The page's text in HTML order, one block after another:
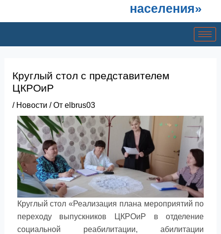
населения»
Круглый стол c представителем
ЦКРОиР
/ Новости / От elbrus03
Круглый стол «Реализация плана мероприятий по
переходу выпускников ЦКРОиР в отделение
социальной реабилитации, абилитации